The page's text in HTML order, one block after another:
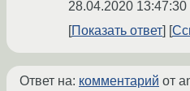
28.04.2020 13:47:30
Показать ответ
Ответ на: комментарий от